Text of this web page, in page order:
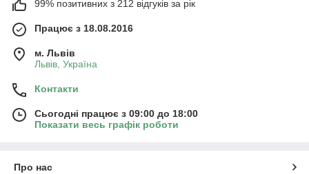
99% позитивних з 212 відгуків за рік
Працює з 18.08.2016
м. Львів
Львів, Україна
Контакти
Сьогодні працює з 09:00 до 18:00
Показати весь графік роботи
Про нас